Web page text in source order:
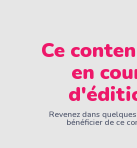
Ce
en
Revenez dans
bénéficier de ce